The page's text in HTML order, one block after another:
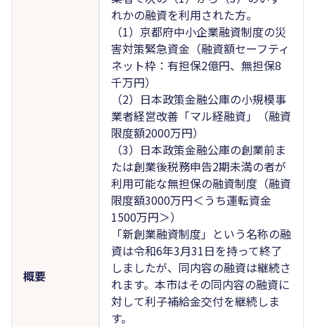
概要
れかの融資を利用された方。
（1）京都府中小企業融資制度の災
害対策緊急資金（融資額セーフティ
ネット枠：有担保2億円、無担保8
千万円）
（2）日本政策金融公庫の小規模事
業者経営改善「マル経融資」（融資
限度額2000万円）
（3）日本政策金融公庫の創業前ま
たは創業後税務申告2期未満の者が
利用可能な無担保の融資制度（融資
限度額3000万円＜うち運転資金
1500万円＞）
「新創業融資制度」という名称の融
資は令和6年3月31日を持って終了
しましたが、同内容の融資は継続さ
れます。本市はその同内容の融資に
対して利子補給金交付を継続しま
す。